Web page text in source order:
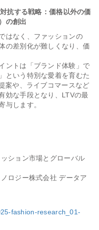
抗する戦略：価格以外の価
の創出
はなく、ファッションの
の差別化が難しくなり、価
ントは「ブランド体験」で
という特別な愛着を育むた
案や、ライブコマースなど
効な手段となり、LTVの最
与します。
ション市場とグローバル
ロジー株式会社 データア
fashion-research_01-